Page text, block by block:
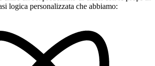
logica personalizzata che abbiamo: